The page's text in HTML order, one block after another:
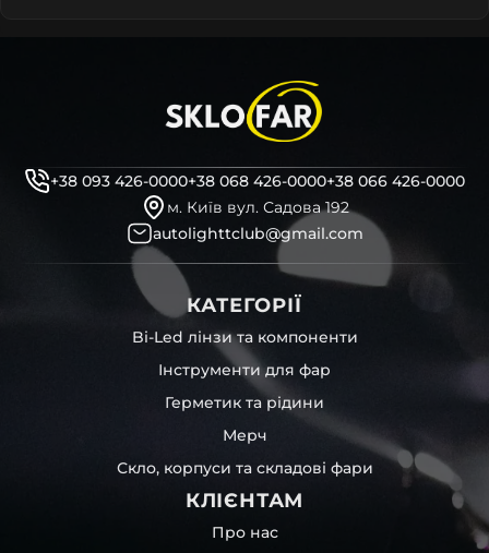
+38 093 426-0000+38 068 426-0000+38 066 426-0000
м. Київ вул. Садова 192
autolighttclub@gmail.com
КАТЕГОРІЇ
Bi-Led лінзи та компоненти
Інструменти для фар
Герметик та рідини
Мерч
Скло, корпуси та складові фари
КЛІЄНТАМ
Про нас